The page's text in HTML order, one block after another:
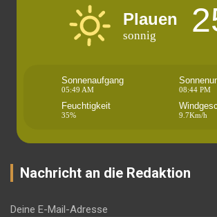
Plauen
sonnig
Sonnenaufgang
05:49 AM 08:44 PM
Feuchtigkeit
35% 9.7Km/h
Nachricht an die Redaktion
Deine E-Mail-Adresse